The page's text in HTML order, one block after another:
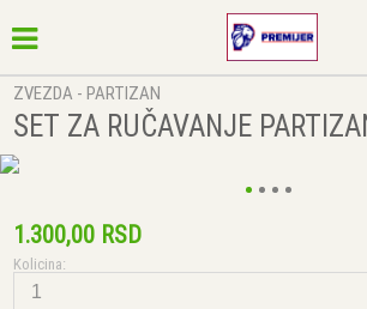
ZVEZDA - PARTIZAN
SET ZA RUČAVANJE
1.300,00 RSD
Kolicina: